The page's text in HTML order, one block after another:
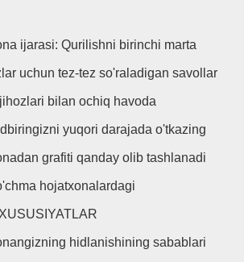
ijarasi: Qurilishni birinchi marta
uchun tez-tez so'raladigan savollar
bilan ochiq havoda
yuqori darajada o'tkazing
grafiti qanday olib tashlanadi
hojatxonalardagi
hidlanishining sabablari